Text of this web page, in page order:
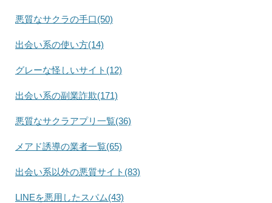
悪質なサクラの手口(50)
出会い系の使い方(14)
グレーな怪しいサイト(12)
出会い系の副業詐欺(171)
悪質なサクラアプリ一覧(36)
メアド誘導の業者一覧(65)
出会い系以外の悪質サイト(83)
LINEを悪用したスパム(43)